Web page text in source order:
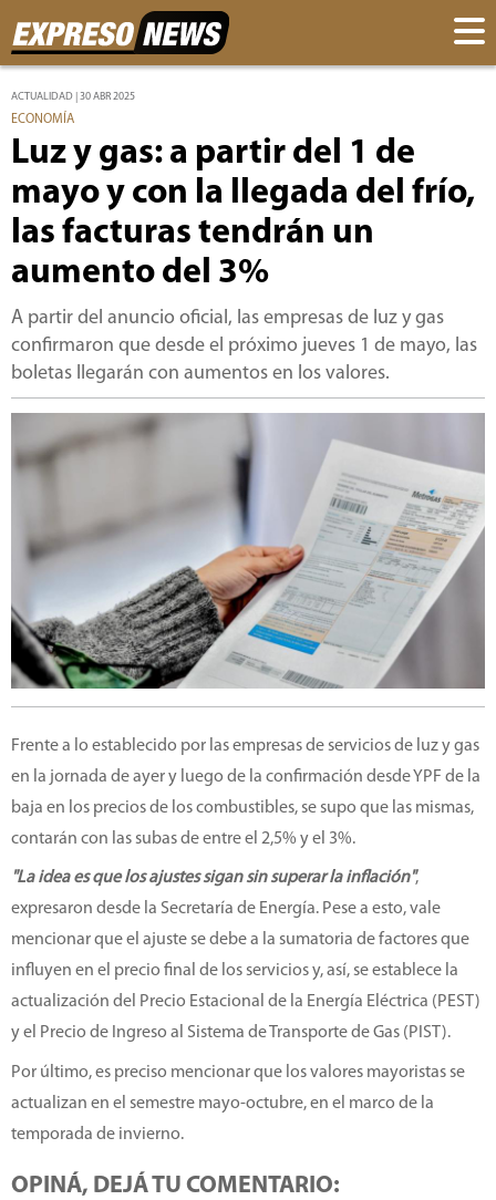
ACTUALIDAD | 30 ABR 2025
ECONOMÍA
Luz y gas: a partir del 1 de
mayo y con la llegada del frío,
las facturas tendrán un
aumento del 3%
A partir del anuncio oficial, las empresas de luz y gas
confirmaron que desde el próximo jueves 1 de mayo, las
boletas llegarán con aumentos en los valores.
Frente a lo establecido por las empresas de servicios de luz y gas
en la jornada de ayer y luego de la confirmación desde YPF de la
baja en los precios de los combustibles, se supo que las mismas,
contarán con las subas de entre el 2,5% y el 3%.
"La idea es que los ajustes sigan sin superar la inflación",
expresaron desde la Secretaría de Energía. Pese a esto, vale
mencionar que el ajuste se debe a la sumatoria de factores que
influyen en el precio final de los servicios y, así, se establece la
actualización del Precio Estacional de la Energía Eléctrica (PEST)
y el Precio de Ingreso al Sistema de Transporte de Gas (PIST).
Por último, es preciso mencionar que los valores mayoristas se
actualizan en el semestre mayo-octubre, en el marco de la
temporada de invierno.
OPINÁ, DEJÁ TU COMENTARIO: